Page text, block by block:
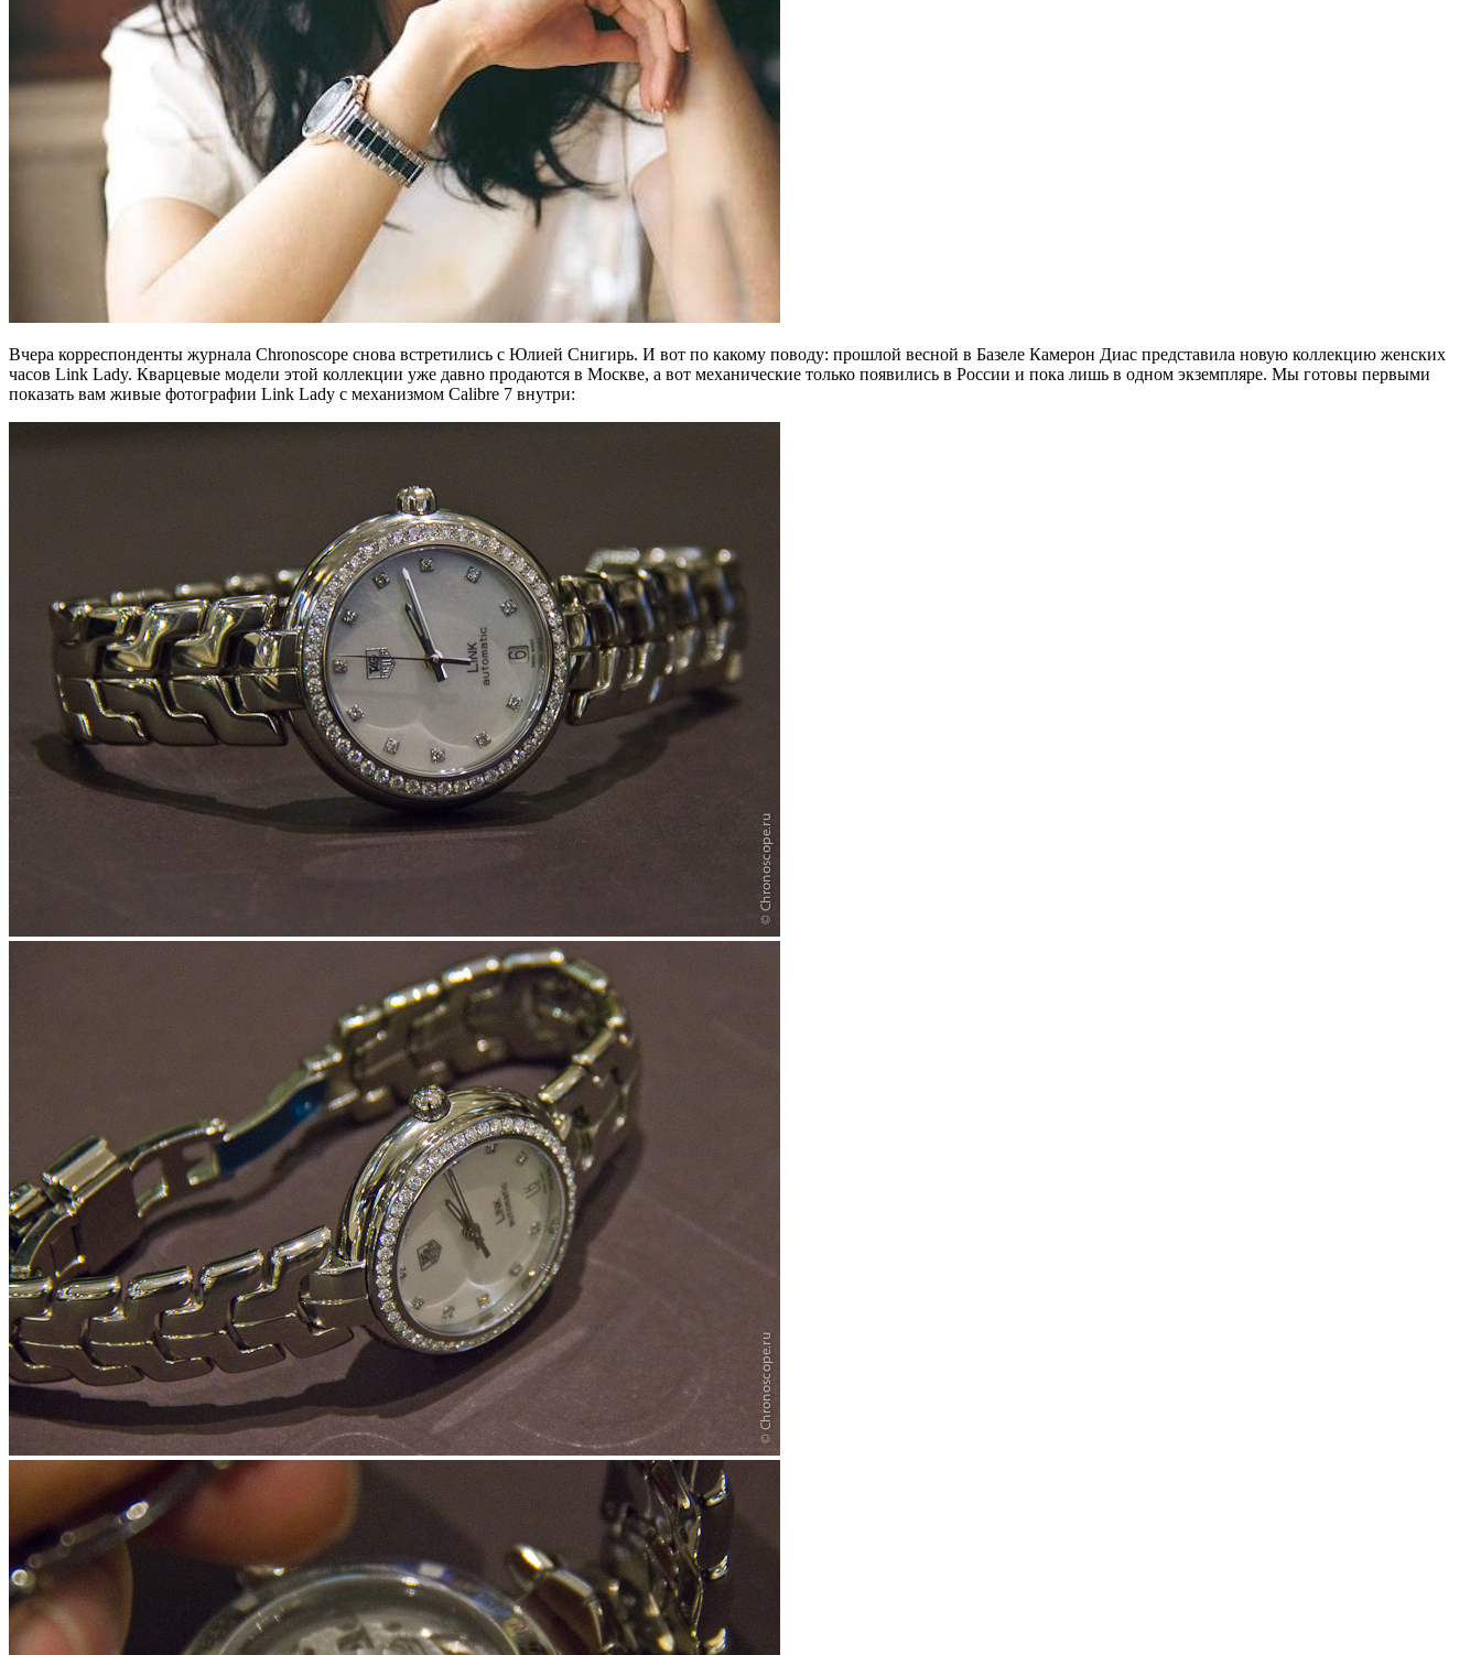
Вчера корреспонденты журнала Chronoscope снова встретились с Юлией Снигирь. И вот по какому поводу: прошлой весной в Базеле Камерон Диас представила новую коллекцию женских
часов Link Lady. Кварцевые модели этой коллекции уже давно продаются в Москве, а вот механические только появились в России и пока лишь в одном экземпляре. Мы готовы первыми
показать вам живые фотографии Link Lady с механизмом Calibre 7 внутри: